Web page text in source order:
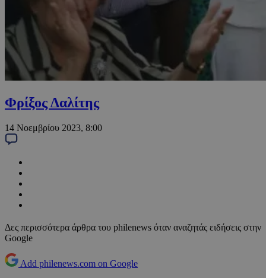
Φρίξος Δαλίτης
14 Νοεμβρίου 2023, 8:00
Δες περισσότερα άρθρα του philenews όταν αναζητάς ειδήσεις στην
Google
Add philenews.com on Google